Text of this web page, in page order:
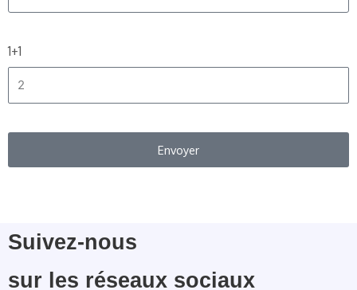
1+1
Envoyer
Suivez-nous
sur les réseaux sociaux